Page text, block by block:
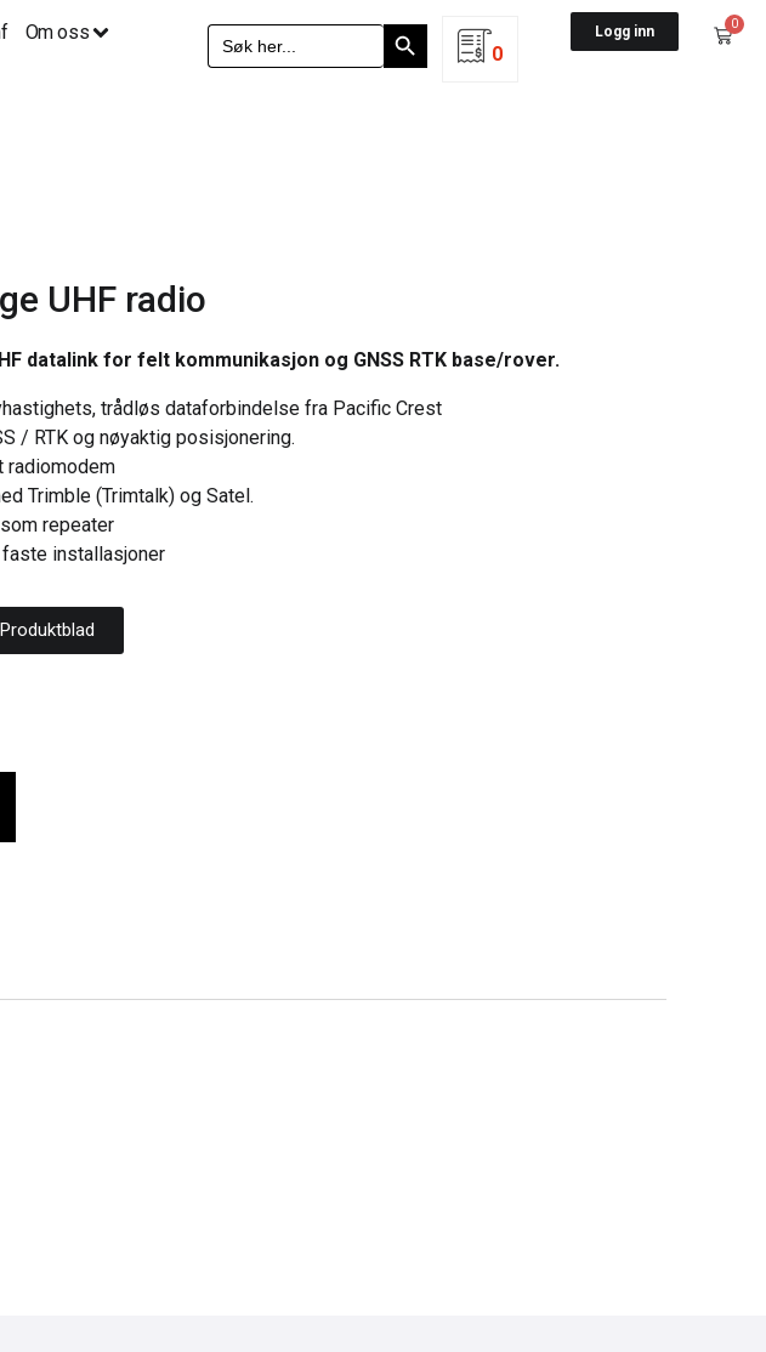
Om oss
Search
for:
Search Button
0
Logg inn 0
UHF radio
datalink for felt kommunikasjon og GNSS RTK base/rover.
trådløs dataforbindelse fra Pacific Crest
/ RTK og nøyaktig posisjonering.
radiomodem
Trimble (Trimtalk) og Satel.
repeater
installasjoner
Produktblad